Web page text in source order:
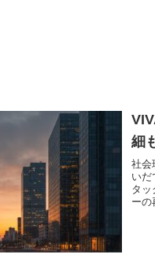
細
社会
いだ
タッ
ーの